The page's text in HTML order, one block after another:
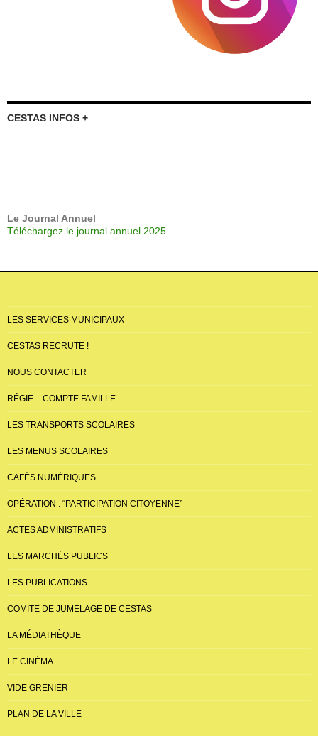
CESTAS INFOS +
Le Journal Annuel
Téléchargez le journal annuel 2025
LES SERVICES MUNICIPAUX
CESTAS RECRUTE !
NOUS CONTACTER
RÉGIE – COMPTE FAMILLE
LES TRANSPORTS SCOLAIRES
LES MENUS SCOLAIRES
CAFÉS NUMÉRIQUES
OPÉRATION : “PARTICIPATION CITOYENNE”
ACTES ADMINISTRATIFS
LES MARCHÉS PUBLICS
LES PUBLICATIONS
COMITE DE JUMELAGE DE CESTAS
LA MÉDIATHÈQUE
LE CINÉMA
VIDE GRENIER
PLAN DE LA VILLE